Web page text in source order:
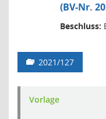
(BV-Nr.
Beschluss:
2021/127
Vorlage